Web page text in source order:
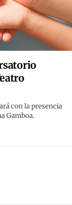
con la presencia
Gamboa.